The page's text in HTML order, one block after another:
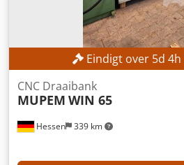
Eindigt over 5d 4h
Hessen 339 km
CNC Draaibank
MUPEM WIN 65